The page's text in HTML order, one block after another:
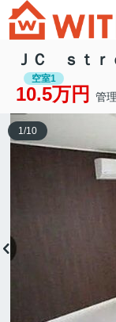
ＪＣ ｓｔｒ
空室1
10.5万円 管
1/10